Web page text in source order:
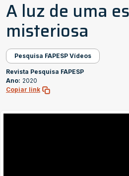
A luz de uma
misteriosa
Pesquisa FAPESP Vídeos
Revista Pesquisa FAPESP
Ano: 2020
Copiar link